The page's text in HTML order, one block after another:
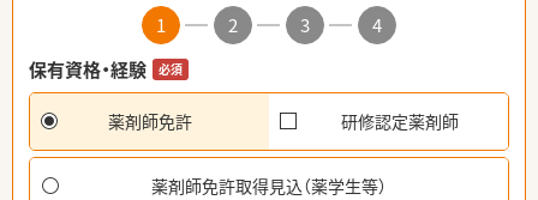
1 2 3
4
保有資格・経験
必須
薬剤師免許 研修認定薬剤師
薬剤師免許取得見込（薬学生等）